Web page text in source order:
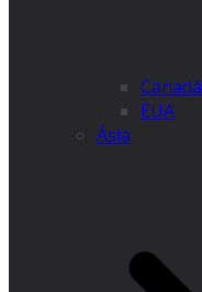
Canadá
EUA
Ásia